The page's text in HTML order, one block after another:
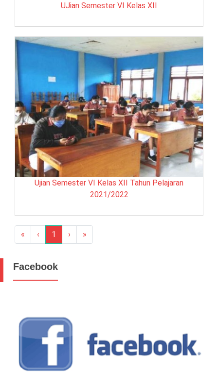
UJian Semester VI Kelas XII
Ujian Semester VI Kelas XII Tahun Pelajaran
2021/2022
« ‹ 1 › »
Facebook